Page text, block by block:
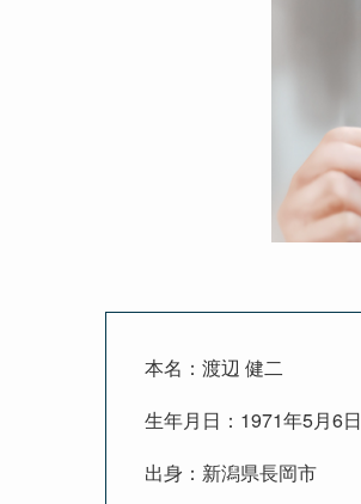
本名：渡辺 健二
生年月日：1971年5月6日
出身：新潟県長岡市